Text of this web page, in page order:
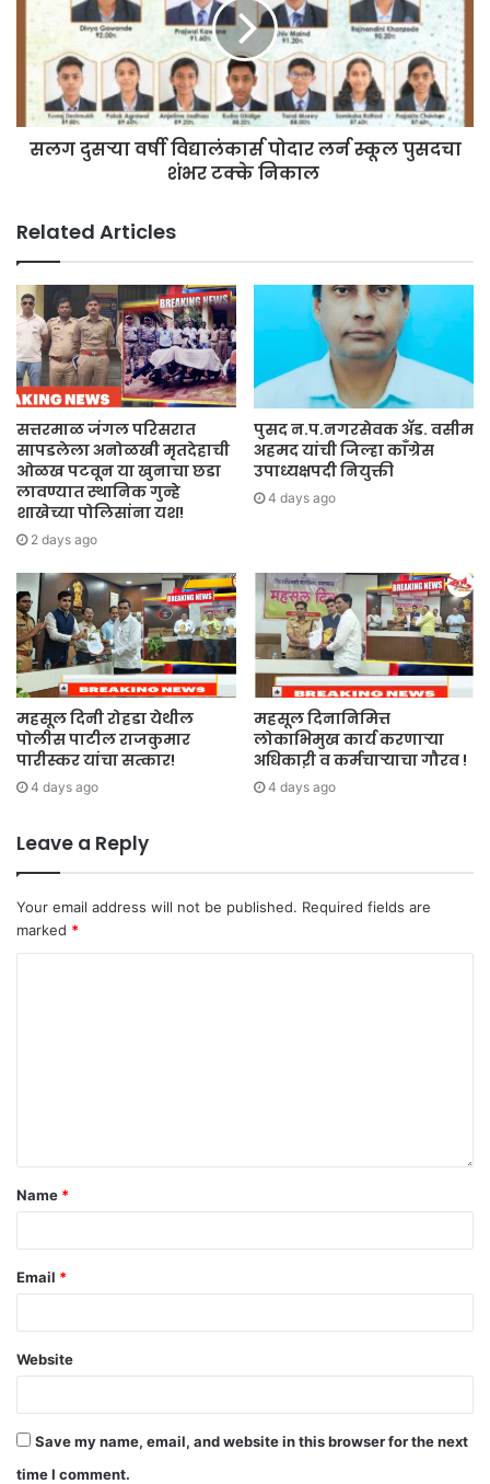
सलग दुसऱ्या वर्षी विद्यालंकार्स पोदार लर्न स्कूल पुसदचा
शंभर टक्के निकाल
Related Articles
सत्तरमाळ जंगल परिसरात
सापडलेला अनोळखी मृतदेहाची
ओळख पटवून या खुनाचा छडा
लावण्यात स्थानिक गुन्हे
शाखेच्या पोलिसांना यश!
2 days ago
पुसद न.प.नगरसेवक ॲड. वसीम
अहमद यांची जिल्हा काँग्रेस
उपाध्यक्षपदी नियुक्ती
4 days ago
महसूल दिनी रोहडा येथील
पोलीस पाटील राजकुमार
पारीस्कर यांचा सत्कार!
4 days ago
महसूल दिनानिमित्त
लोकाभिमुख कार्य करणाऱ्या
अधिकाऱी व कर्मचाऱ्याचा गौरव !
4 days ago
Leave a Reply
Your email address will not be published. Required fields are
marked *
Name *
Email *
Website
Save my name, email, and website in this browser for the next
time I comment.